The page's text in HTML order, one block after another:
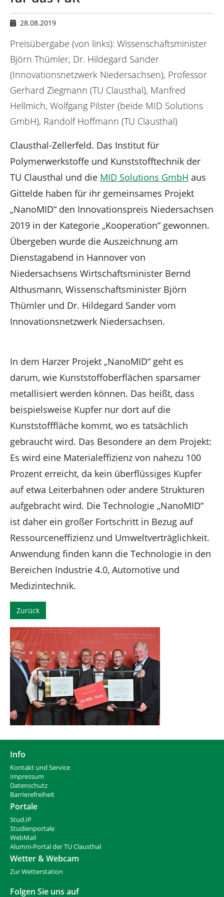
h
i
r
:
28.08.2019
Preisübergabe (von links): Wissenschaftsminister
Björn Thümler, Dr. Hildegard Sander
(Innovationsnetzwerk Niedersachsen), Professor
Gerhard Ziegmann (TU Clausthal), Manfred
Hellmich, Wolfgang Pilster (beide MID Solutions
GmbH), Randolf Hoffmann (TU Clausthal)
Clausthal-Zellerfeld. Das Institut für
Polymerwerkstoffe und Kunststofftechnik der
TU Clausthal und die MID Solutions GmbH aus
Gittelde haben für ihr gemeinsames Projekt
„NanoMID“ den Innovationspreis Niedersachsen
2019 in der Kategorie „Kooperation“ gewonnen.
Übergeben wurde die Auszeichnung am
Dienstagabend in Hannover von
Niedersachsens Wirtschaftsminister Bernd
Althusmann, Wissenschaftsminister Björn
Thümler und Dr. Hildegard Sander vom
Innovationsnetzwerk Niedersachsen.
In dem Harzer Projekt „NanoMID“ geht es
darum, wie Kunststoffoberflächen sparsamer
metallisiert werden können. Das heißt, dass
beispielsweise Kupfer nur dort auf die
Kunststofffläche kommt, wo es tatsächlich
gebraucht wird. Das Besondere an dem Projekt:
Es wird eine Materialeffizienz von nahezu 100
Prozent erreicht, da kein überflüssiges Kupfer
auf etwa Leiterbahnen oder andere Strukturen
aufgebracht wird. Die Technologie „NanoMID“
ist daher ein großer Fortschritt in Bezug auf
Ressourceneffizienz und Umweltverträglichkeit.
Anwendung finden kann die Technologie in den
Bereichen Industrie 4.0, Automotive und
Medizintechnik.
Zurück
Info
Kontakt und Service
Impressum
Datenschutz
Barrierefreiheit
Portale
Stud.IP
Studienportale
WebMail
Alumni-Portal der TU Clausthal
Wetter & Webcam
Zur Wetterstation
Folgen Sie uns auf